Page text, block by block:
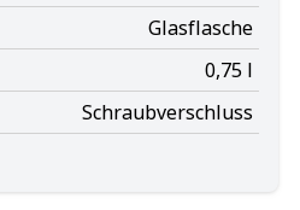
Glasflasche
0,75 l
Schraubverschluss